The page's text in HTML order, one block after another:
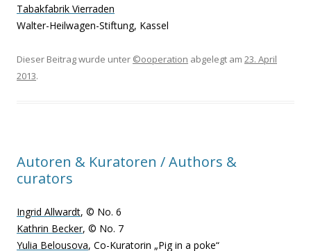
Tabakfabrik Vierraden
Walter-Heilwagen-Stiftung, Kassel
Dieser Beitrag wurde unter ©ooperation abgelegt am 23. April
2013.
Autoren & Kuratoren / Authors &
curators
Ingrid Allwardt, © No. 6
Kathrin Becker, © No. 7
Yulia Belousova, Co-Kuratorin „Pig in a poke“